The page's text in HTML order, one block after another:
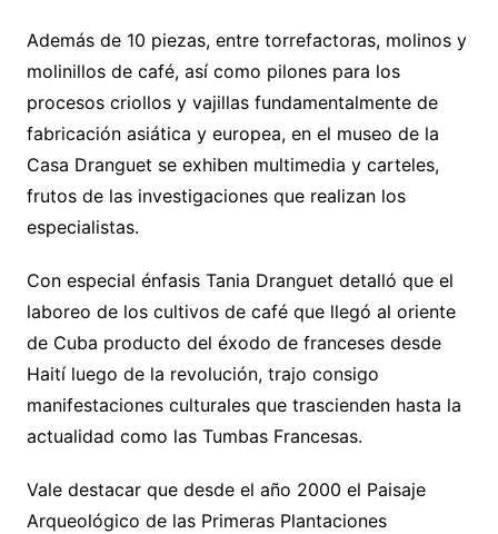
Además de 10 piezas, entre torrefactoras, molinos y
molinillos de café, así como pilones para los
procesos criollos y vajillas fundamentalmente de
fabricación asiática y europea, en el museo de la
Casa Dranguet se exhiben multimedia y carteles,
frutos de las investigaciones que realizan los
especialistas.
Con especial énfasis Tania Dranguet detalló que el
laboreo de los cultivos de café que llegó al oriente
de Cuba producto del éxodo de franceses desde
Haití luego de la revolución, trajo consigo
manifestaciones culturales que trascienden hasta la
actualidad como las Tumbas Francesas.
Vale destacar que desde el año 2000 el Paisaje
Arqueológico de las Primeras Plantaciones